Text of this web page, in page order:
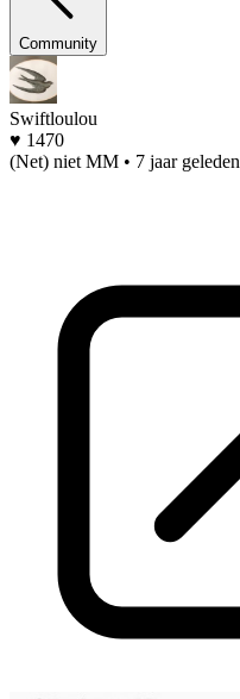
Community
Swiftloulou
♥ 1470
(Net) niet MM • 7 jaar geleden